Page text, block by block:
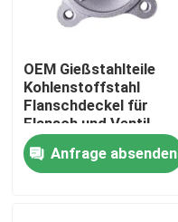
OEM Gießstahlteile
Kohlenstoffstahl
Flanschdeckel für
Flansch und Ventil
Anfrage absenden